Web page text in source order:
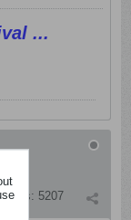
...
5207